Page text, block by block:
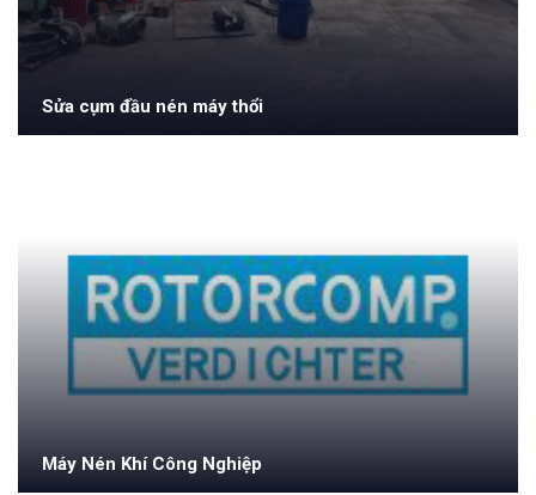
Sửa cụm đầu nén máy thổi
Máy Nén Khí Công Nghiệp